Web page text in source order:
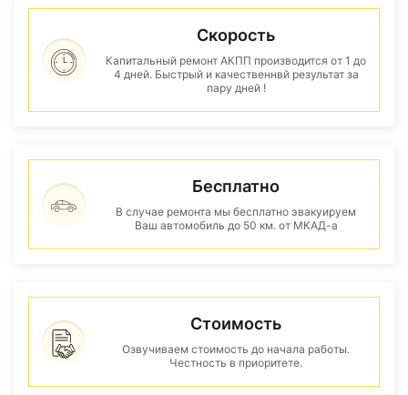
Скорость
Капитальный ремонт АКПП производится от 1 до
4 дней. Быстрый и качественнвй результат за
пару дней !
Бесплатно
В случае ремонта мы бесплатно эвакуируем
Ваш автомобиль до 50 км. от МКАД-а
Стоимость
Озвучиваем стоимость до начала работы.
Честность в приоритете.